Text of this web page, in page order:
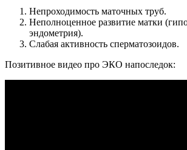
Непроходимость маточных труб.
Неполноценное развитие матки
эндометрия).
Слабая активность сперматозоидов.
Позитивное видео про ЭКО напоследок: